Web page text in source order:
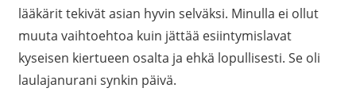
lääkärit tekivät asian hyvin selväksi. Minulla ei ollut
muuta vaihtoehtoa kuin jättää esiintymislavat
kyseisen kiertueen osalta ja ehkä lopullisesti. Se oli
laulajanurani synkin päivä.